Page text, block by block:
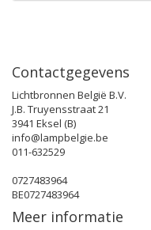
Contactgegevens
Lichtbronnen België B.V.
J.B. Truyensstraat 21
3941 Eksel (B)
info@lampbelgie.be
011-632529
0727483964
BE0727483964
Meer informatie